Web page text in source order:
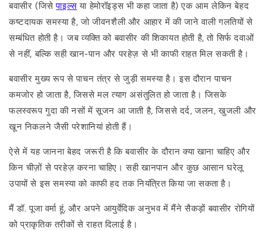
बवासीर (जिसेपाइल्सया हेमोरॉइड्स भी कहा जाता है) एक आम लेकिन बेहद
कष्टदायक समस्या है, जो जीवनशैली और आहार में की जाने वाली गलतियों से
सम्बंधित होती है। जब व्यक्ति को बवासीर की शिकायत होती है, तो सिर्फ दवाओं
से नहीं, बल्कि सही खान-पान और परहेज़ से भी काफी राहत मिल सकती है।
बवासीर मुख्य रूप से पाचन तंत्र से जुड़ी समस्या है। इस दौरान पाचन
कमजोर हो जाता है, जिससे मल त्याग असंतुलित हो जाता है। जिसके
फलस्वरूप गुदा की नसों में सूजन आ जाती है, जिससे दर्द, जलन, खुजली और
खून निकलने जैसी परेशानियां होती हैं।
ऐसे में यह जानना बेहद जरूरी है कि बवासीर के दौरान क्या खाना चाहिए और
किन चीज़ों से परहेज़ करना चाहिए। सही खानपान और कुछ आसान घरेलू
उपायों से इस समस्या को काफी हद तक नियंत्रित किया जा सकता है।
मैं डॉ. पूजा वर्मा हूं, और अपने आयुर्वेदिक अनुभव में मैंने सैकड़ों बवासीर रोगियों
को प्राकृतिक तरीकों से राहत दिलाई है।